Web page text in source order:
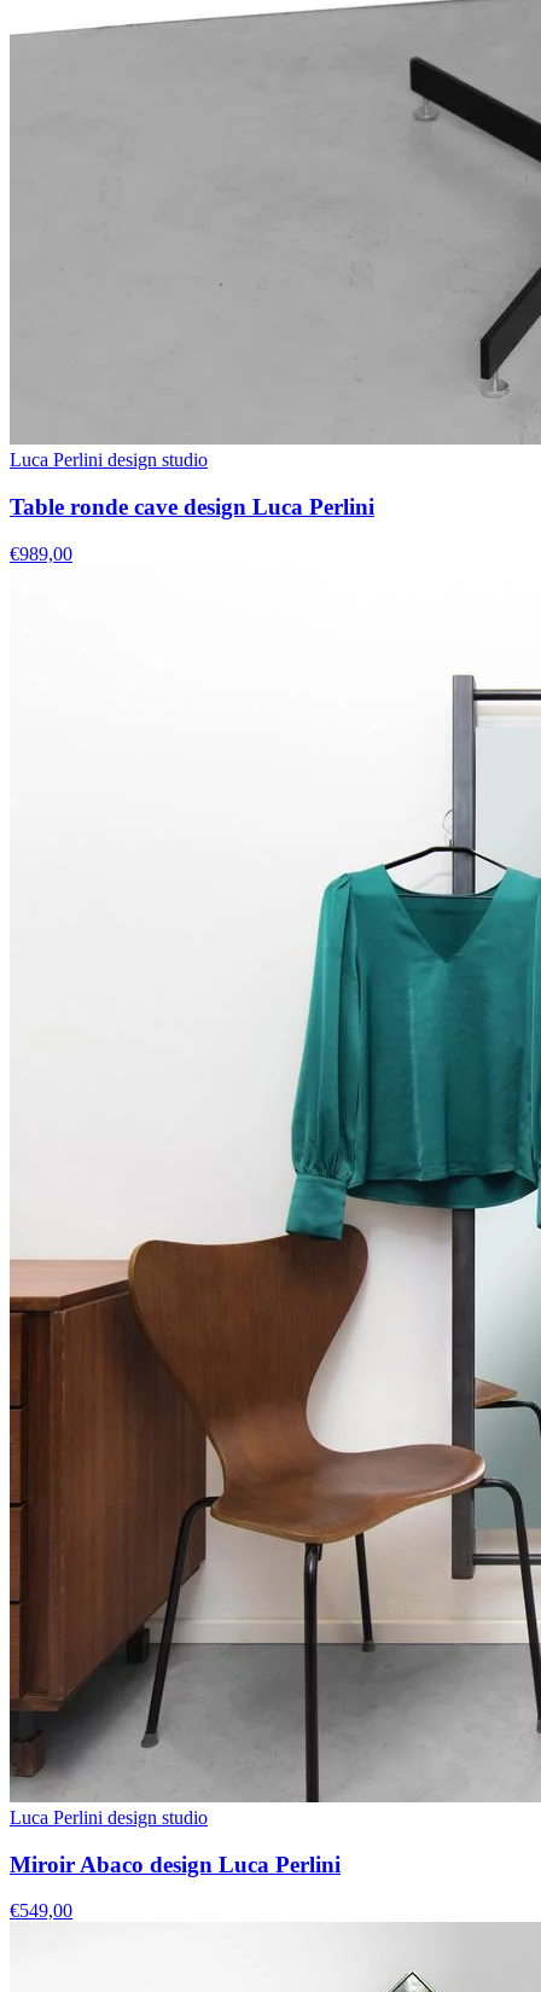
Luca Perlini design studio
Table ronde cave design Luca Perlini
€989,00
Luca Perlini design studio
Miroir Abaco design Luca Perlini
€549,00